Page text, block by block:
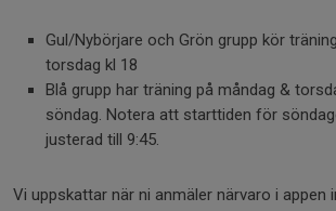
Gul/Nybörjare och Grön grupp kör
torsdag kl 18
Blå grupp har träning på måndag &
söndag. Notera att starttiden för
justerad till 9:45.
Vi uppskattar när ni anmäler närvaro i appen